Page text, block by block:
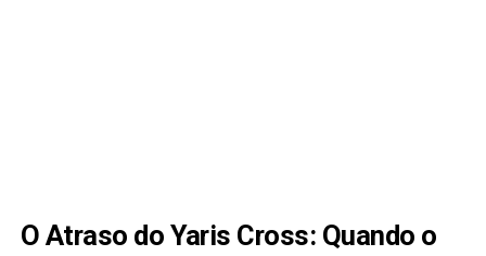
O Atraso do Yaris Cross: Quando o